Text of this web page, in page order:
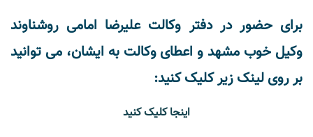
برای حضور در دفتر وکالت علیرضا امامی روشناوند
وکیل خوب مشهد و اعطای وکالت به ایشان، می توانید
بر روی لینک زیر کلیک کنید:
اینجا کلیک کنید